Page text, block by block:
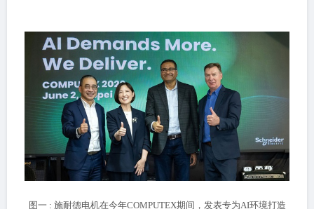
图一 : 施耐德电机在今年COMPUTEX期间，发表专为AI环境打造